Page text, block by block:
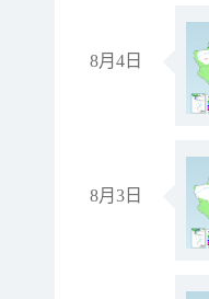
8月4日
8月3日